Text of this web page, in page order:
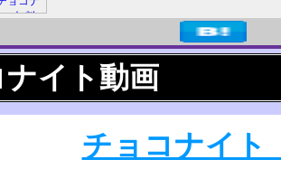
イト動画
チョコナイ